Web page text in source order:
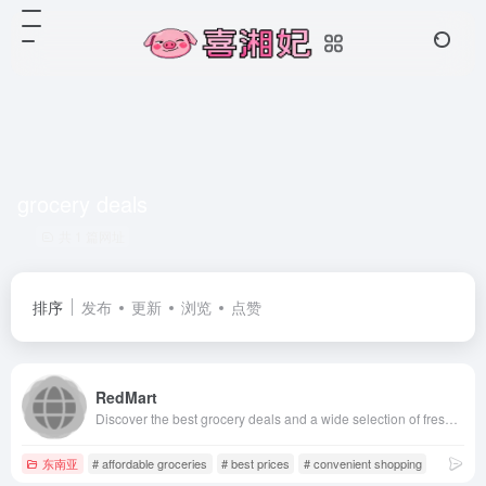
排序 发布 更新 浏览 点赞
RedMart
东南亚 # affordable groceries # best prices # convenient shopping